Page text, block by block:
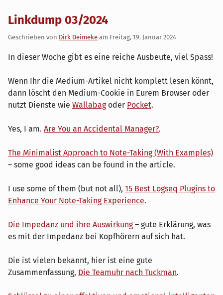
Linkdump 03/2024
Geschrieben von Dirk Deimeke am Freitag, 19. Januar 2024
In dieser Woche gibt es eine reiche Ausbeute, viel Spass!
Wenn Ihr die Medium-Artikel nicht komplett lesen könnt,
dann löscht den Medium-Cookie in Eurem Browser oder
nutzt Dienste wie Wallabagoder Pocket.
Yes, I am. Are You an Accidental Manager?.
The Minimalist Approach to Note-Taking (With Examples)
– some good ideas can be found in the article.
I use some of them (but not all), 15 Best Logseq Plugins to
Enhance Your Note-Taking Experience.
Die Impedanz und ihre Auswirkung– gute Erklärung, was
es mit der Impedanz bei Kopfhörern auf sich hat.
Die ist vielen bekannt, hier ist eine gute
Zusammenfassung, Die Teamuhr nach Tuckman.